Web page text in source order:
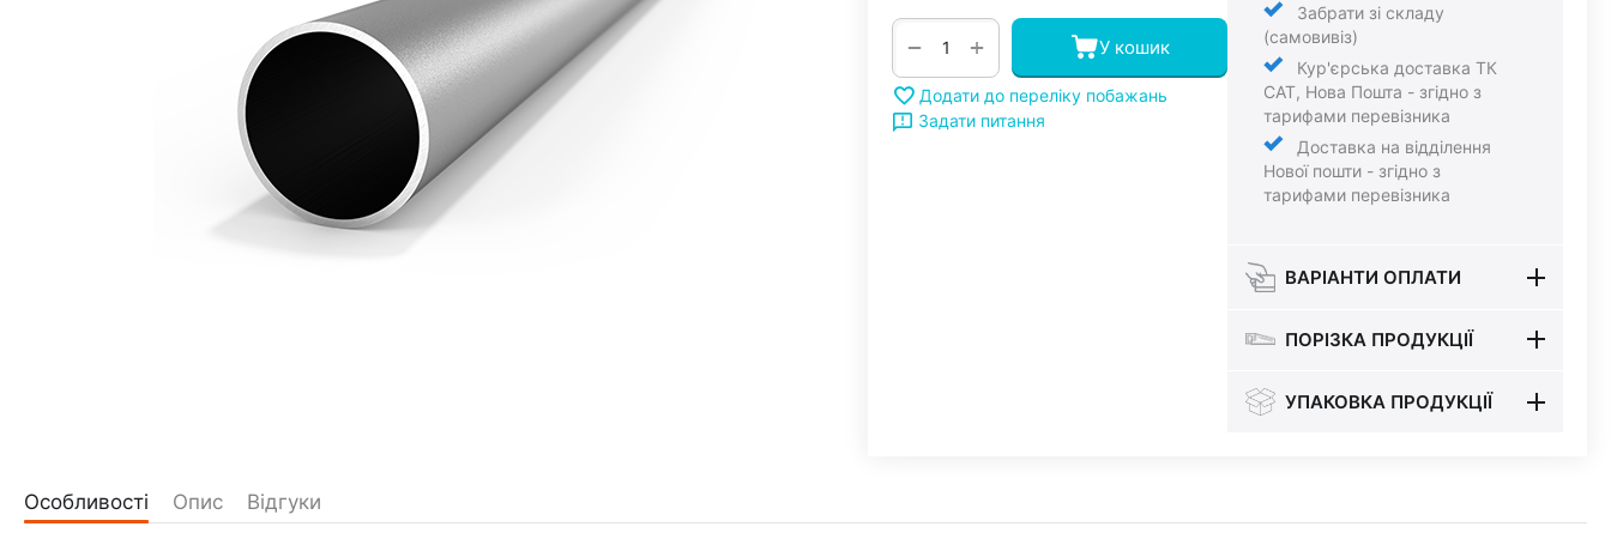
+
− У кошик
Додати до переліку побажань
Задати питання
Забрати зі складу
(самовивіз)
Кур'єрська доставка ТК
САТ, Нова Пошта - згідно з
тарифами перевізника
Доставка на відділення
Нової пошти - згідно з
тарифами перевізника
ВАРІАНТИ ОПЛАТИ
ПОРІЗКА ПРОДУКЦІЇ
УПАКОВКА ПРОДУКЦІЇ
Особливості Опис Відгуки